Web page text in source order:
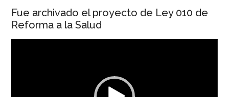
Fue archivado el proyecto de Ley 010 de
Reforma a la Salud